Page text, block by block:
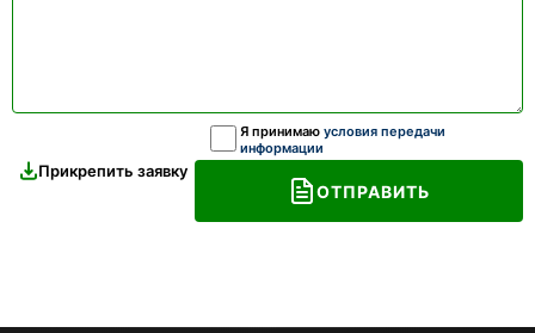
Прикрепить заявку
Я принимаю условия передачи
информации
ОТПРАВИТЬ